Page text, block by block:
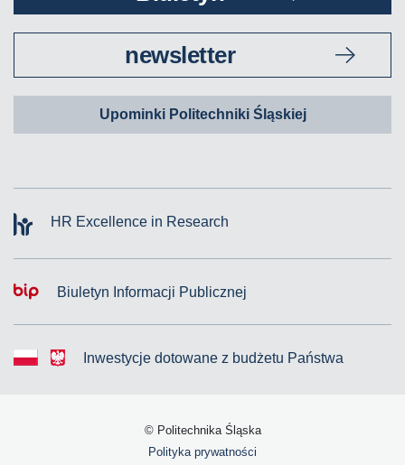
newsletter
Upominki Politechniki Śląskiej
HR Excellence in Research
Biuletyn Informacji Publicznej
Inwestycje dotowane z budżetu Państwa
© Politechnika Śląska
Polityka prywatności